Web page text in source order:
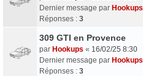
Dernier message par Hookups
Réponses : 3
309 GTI en Provence
par Hookups « 16/02/25 8:30
Dernier message par Hookups
Réponses : 3